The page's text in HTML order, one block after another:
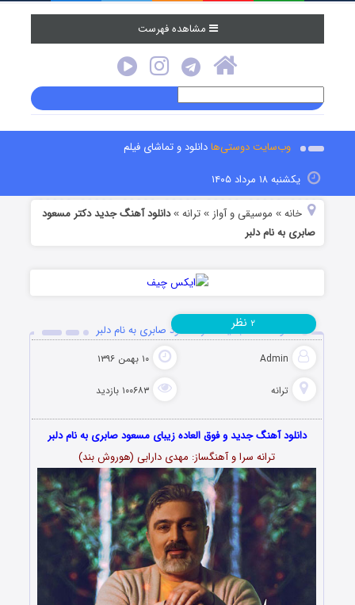
مشاهده فهرست
وب‌سایت دوستی‌هادانلود و تماشای فیلم
یکشنبه ۱۸ مرداد ۱۴۰۵
خانه » موسیقی و آواز »ترانه »دانلود آهنگ جدید دکتر مسعود
صابری به نام دلبر
دانلود آهنگ جدید دکتر مسعود صابری به نام دلبر
Admin ۱۰ بهمن ۱۳۹۶
ترانه ۱۰۰۶۸۳ بازدید
۲ نظر
دانلود آهنگ جدید و فوق العاده زیبای مسعود صابری به نام دلبر
ترانه سرا و آهنگساز: مهدی دارابی (هوروش بند)